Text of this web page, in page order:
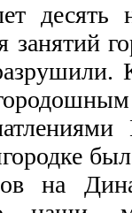
занятий
на